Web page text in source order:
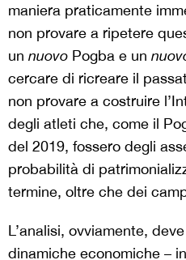
maniera praticamente
non provare a ripetere
un nuovo Pogba e un
cercare di ricreare il
non provare a costruire
degli atleti che, come il
del 2019, fossero degli
probabilità di
termine, oltre che dei
L’analisi, ovviamente,
dinamiche economiche –